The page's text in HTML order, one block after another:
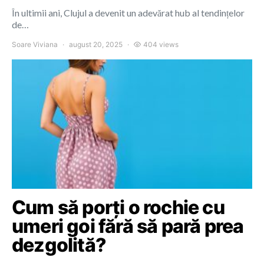
În ultimii ani, Clujul a devenit un adevărat hub al tendințelor
de…
Soare Viviana august 20, 2025 404 views
Cum să porți o rochie cu
umeri goi fără să pară prea
dezgolită?